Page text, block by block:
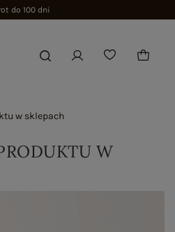
do 100 dni
w sklepach
W